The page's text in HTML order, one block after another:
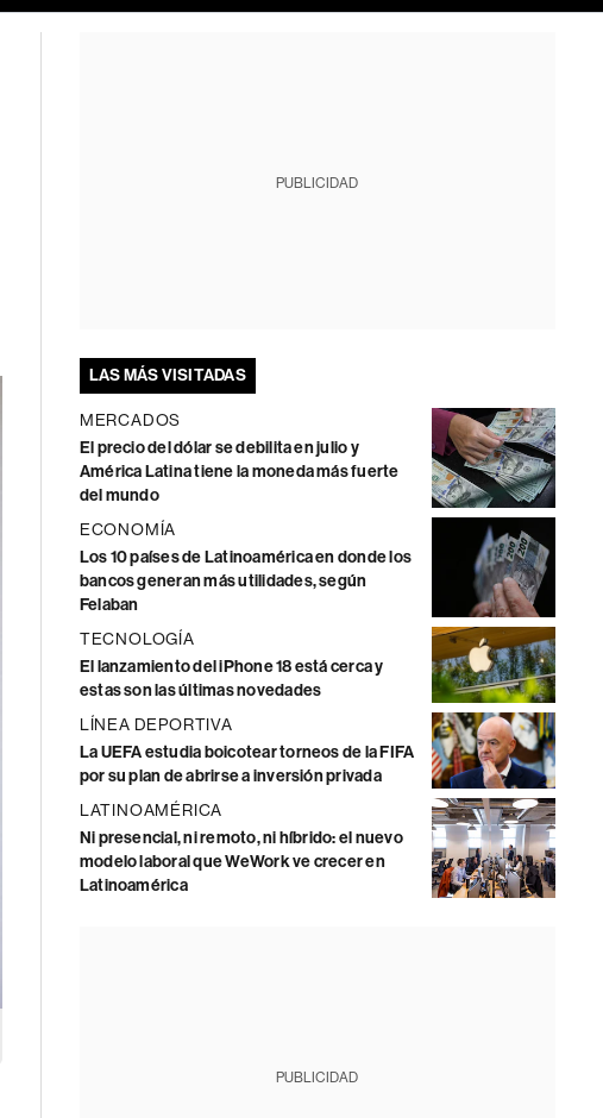
PUBLICIDAD
LAS MÁS VISITADAS
MERCADOS
El precio del dólar se debilita en julio y
América Latina tiene la moneda más fuerte
del mundo
ECONOMÍA
Los 10 países de Latinoamérica en donde los
bancos generan más utilidades, según
Felaban
TECNOLOGÍA
El lanzamiento del iPhone 18 está cerca y
estas son las últimas novedades
LÍNEA DEPORTIVA
La UEFA estudia boicotear torneos de la FIFA
por su plan de abrirse a inversión privada
LATINOAMÉRICA
Ni presencial, ni remoto, ni híbrido: el nuevo
modelo laboral que WeWork ve crecer en
Latinoamérica
PUBLICIDAD